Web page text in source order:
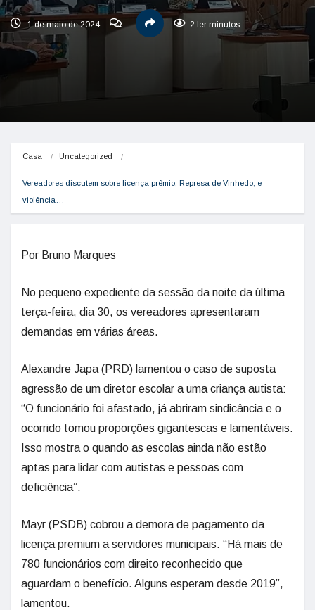
1 de maio de 2024 2 ler minutos
Casa Uncategorized
Vereadores discutem sobre licença prêmio, Represa de Vinhedo, e
violência…
Por Bruno Marques
No pequeno expediente da sessão da noite da última
terça-feira, dia 30, os vereadores apresentaram
demandas em várias áreas.
Alexandre Japa (PRD) lamentou o caso de suposta
agressão de um diretor escolar a uma criança autista:
“O funcionário foi afastado, já abriram sindicância e o
ocorrido tomou proporções gigantescas e lamentáveis.
Isso mostra o quando as escolas ainda não estão
aptas para lidar com autistas e pessoas com
deficiência”.
Mayr (PSDB) cobrou a demora de pagamento da
licença premium a servidores municipais. “Há mais de
780 funcionários com direito reconhecido que
aguardam o benefício. Alguns esperam desde 2019”,
lamentou.